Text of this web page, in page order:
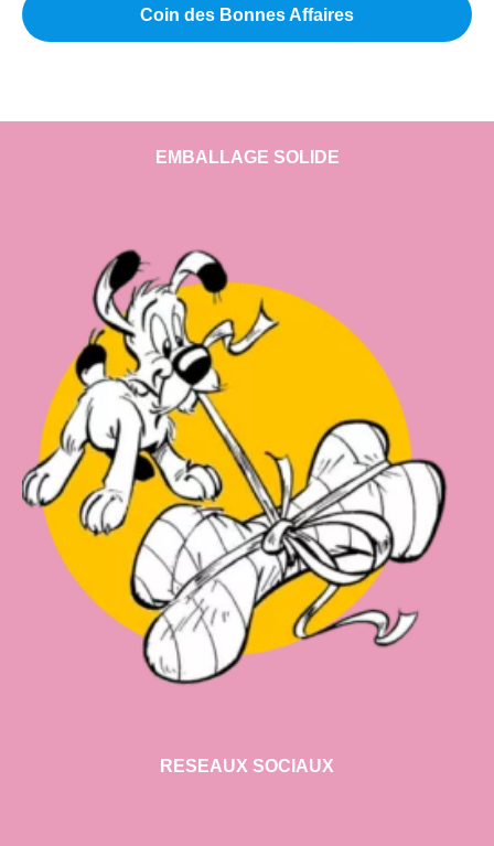
Coin des Bonnes Affaires
EMBALLAGE SOLIDE
RESEAUX SOCIAUX